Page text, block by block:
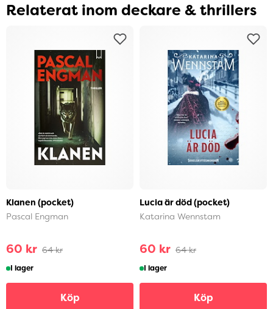
Relaterat inom deckare & thrillers
Klanen (pocket)
Pascal Engman
60 kr 64 kr
I lager
Köp
Lucia är död (pocket)
Katarina Wennstam
60 kr 64 kr
I lager
Köp